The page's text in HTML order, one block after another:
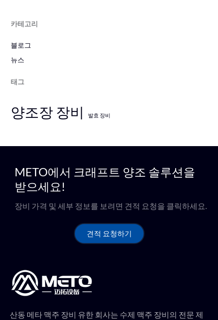
카테고리
블로그
뉴스
태그
양조장 장비 발효 장비
METO에서 크래프트 양조 솔루션을
받으세요!
장비 가격 및 세부 정보를 보려면 견적 요청을 클릭하세요.
견적 요청하기
산동 메타 맥주 장비 유한 회사는 수제 맥주 장비의 전문 제